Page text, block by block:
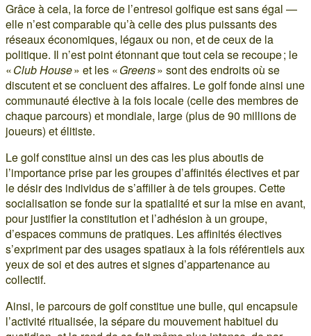
Grâce à cela, la force de l’entresoi golfique est sans égal —
elle n’est comparable qu’à celle des plus puissants des
réseaux économiques, légaux ou non, et de ceux de la
politique. Il n’est point étonnant que tout cela se recoupe ; le
«Club House» et les «Greens» sont des endroits où se
discutent et se concluent des affaires. Le golf fonde ainsi une
communauté élective à la fois locale (celle des membres de
chaque parcours) et mondiale, large (plus de 90 millions de
joueurs) et élitiste.
Le golf constitue ainsi un des cas les plus aboutis de
l’importance prise par les groupes d’affinités électives et par
le désir des individus de s’affilier à de tels groupes. Cette
socialisation se fonde sur la spatialité et sur la mise en avant,
pour justifier la constitution et l’adhésion à un groupe,
d’espaces communs de pratiques. Les affinités électives
s’expriment par des usages spatiaux à la fois référentiels aux
yeux de soi et des autres et signes d’appartenance au
collectif.
Ainsi, le parcours de golf constitue une bulle, qui encapsule
l’activité ritualisée, la sépare du mouvement habituel du